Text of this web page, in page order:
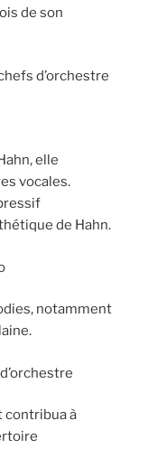
de son
d’orchestre
elle
vocales.
de Hahn.
notamment
contribua à